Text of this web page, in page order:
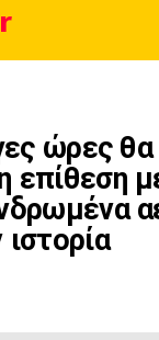
ώρες θα
επίθεση